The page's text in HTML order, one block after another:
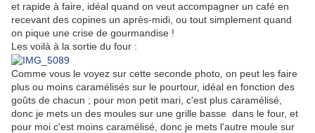
et rapide à faire, idéal quand on veut accompagner un café en
recevant des copines un après-midi, ou tout simplement quand
on pique une crise de gourmandise !
Les voilà à la sortie du four :
Comme vous le voyez sur cette seconde photo, on peut les faire
plus ou moins caramélisés sur le pourtour, idéal en fonction des
goûts de chacun ; pour mon petit mari, c'est plus caramélisé,
donc je mets un des moules sur une grille basse dans le four, et
pour moi c'est moins caramélisé, donc je mets l'autre moule sur